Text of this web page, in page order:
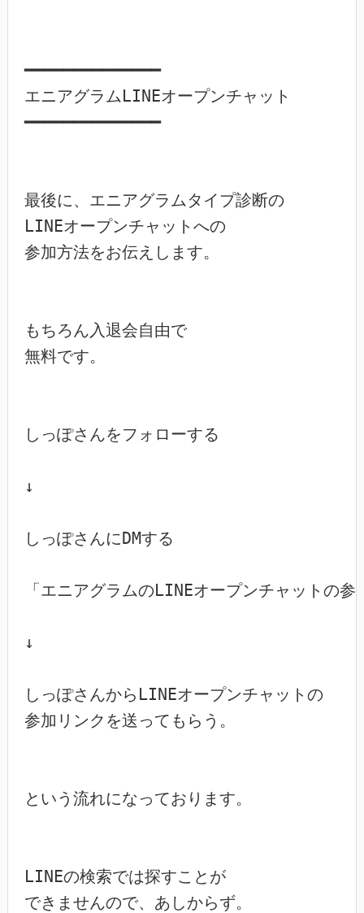
━━━━━━━━━━━━━━
エニアグラムLINEオープンチャット
━━━━━━━━━━━━━━
最後に、エニアグラムタイプ診断の
LINEオープンチャットへの
参加方法をお伝えします。
もちろん入退会自由で
無料です。
しっぽさんをフォローする
↓
しっぽさんにDMする
「エニアグラムのLINEオープンチャットの
↓
しっぽさんからLINEオープンチャットの
参加リンクを送ってもらう。
という流れになっております。
LINEの検索では探すことが
できませんので、あしからず。